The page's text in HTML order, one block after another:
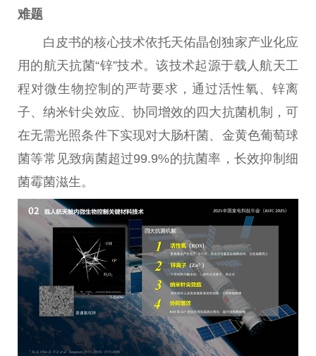
难题
白皮书的核心技术依托天佑晶创独家产业化应
用的航天抗菌“锌”技术。该技术起源于载人航天工
程对微生物控制的严苛要求，通过活性氧、锌离
子、纳米针尖效应、协同增效的四大抗菌机制，可
在无需光照条件下实现对大肠杆菌、金黄色葡萄球
菌等常见致病菌超过99.9%的抗菌率，长效抑制细
菌霉菌滋生。